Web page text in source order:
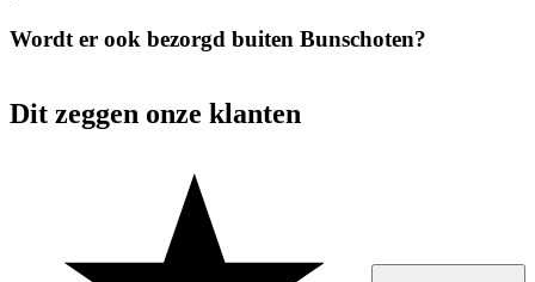
Wordt er ook bezorgd buiten Bunschoten?
Dit zeggen onze klanten